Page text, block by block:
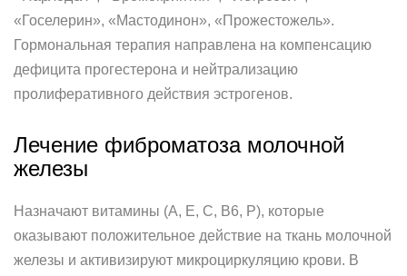
«Госелерин», «Мастодинон», «Прожестожель».
Гормональная терапия направлена на компенсацию
дефицита прогестерона и нейтрализацию
пролиферативного действия эстрогенов.
Лечение фиброматоза молочной
железы
Назначают витамины (А, Е, С, В6, Р), которые
оказывают положительное действие на ткань молочной
железы и активизируют микроциркуляцию крови. В